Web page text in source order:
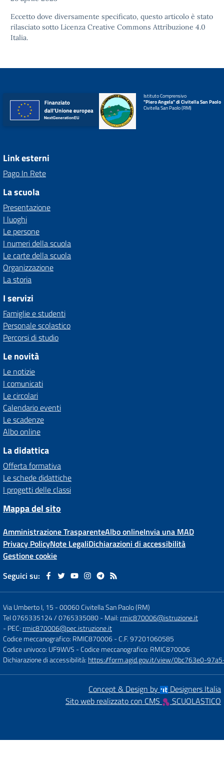
Eccetto dove diversamente specificato, questo articolo è stato
rilasciato sotto Licenza Creative Commons Attribuzione 4.0
Italia.
Istituto Comprensivo
"Piero Angela" di Civitella San Paolo
Civitella San Paolo (RM)
Link esterni
Pago In Rete
La scuola
Presentazione
I luoghi
Le persone
I numeri della scuola
Le carte della scuola
Organizzazione
La storia
I servizi
Famiglie e studenti
Personale scolastico
Percorsi di studio
Le novità
Le notizie
I comunicati
Le circolari
Calendario eventi
Le scadenze
Albo online
La didattica
Offerta formativa
Le schede didattiche
I progetti delle classi
Mappa del sito
Amministrazione TrasparenteAlbo onlineInvia una MAD
Privacy PolicyNote LegaliDichiarazioni di accessibilità
Gestione cookie
Seguici su:
Via Umberto I, 15 -00060 Civitella San Paolo (RM)
Tel 0765335124 / 0765335080- Mail: rmic870006@istruzione.it
- PEC: rmic870006@pec.istruzione.it
Codice meccanografico: RMIC870006- C.F. 97201060585
Codice univoco: UF9WVS - Codice meccanografico: RMIC870006
Dichiarazione di accessibilità: https://form.agid.gov.it/view/0bc763e0-
Concept & Design by
Designers Italia
Sito web realizzato con CMS
SCUOLASTICO